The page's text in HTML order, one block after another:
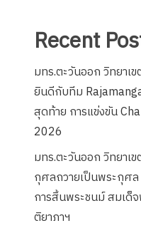
Recent
มทร.ตะวันออก วิทยาเ
ยินดีกับทีม
สุดท้าย การแข่งขัน
2026
มทร.ตะวันออก วิทยา
กุศลถวายเป็นพระกุศล
การสิ้นพระชนม์ สมเด็จ
ติยาภาฯ